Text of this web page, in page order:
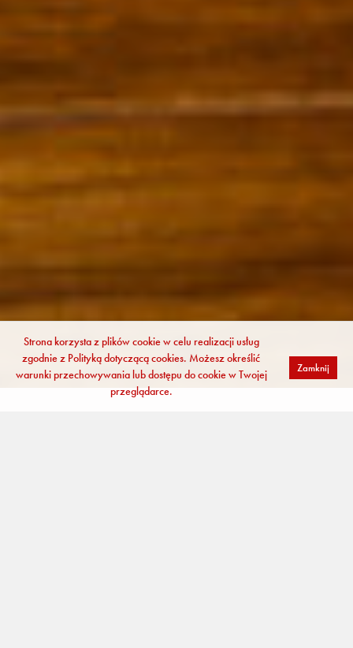
Strona korzysta z plików cookie w celu realizacji usług
zgodnie z Polityką dotyczącą cookies. Możesz określić
warunki przechowywania lub dostępu do cookie w Twojej
przeglądarce.
Zamknij